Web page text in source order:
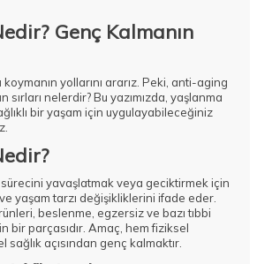
Genç Kalmanın
yollarını ararız. Peki, anti-aging
sırları nelerdir? Bu yazımızda, yaşlanma
bir yaşam için uygulayabileceğiniz
yavaşlatmak veya geciktirmek için
yaşam tarzı değişikliklerini ifade eder.
beslenme, egzersiz ve bazı tıbbi
bir parçasıdır. Amaç, hem fiziksel
açısından genç kalmaktır.